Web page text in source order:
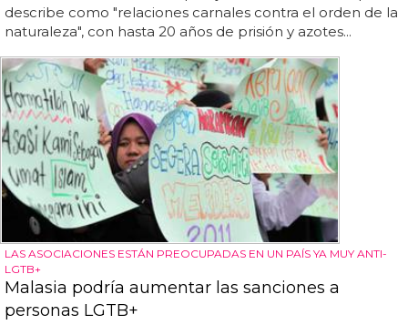
describe como "relaciones carnales contra el orden de la
naturaleza", con hasta 20 años de prisión y azotes...
LAS ASOCIACIONES ESTÁN PREOCUPADAS EN UN PAÍS YA MUY ANTI-
LGTB+
Malasia podría aumentar las sanciones a
personas LGTB+